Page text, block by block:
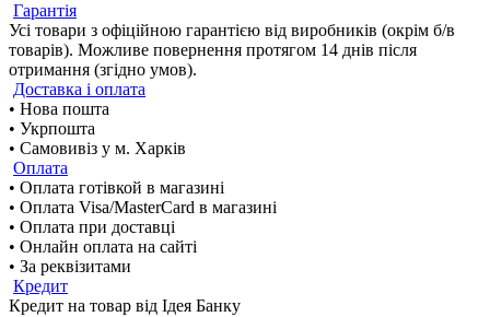
Гарантія
Усі товари з офіційною гарантією від виробників (окрім б/в
товарів). Можливе повернення протягом 14 днів після
отримання (згідно умов).
Доставка і оплата
• Нова пошта
• Укрпошта
• Самовивіз у м. Харків
Оплата
• Оплата готівкой в магазині
• Оплата Visa/MasterCard в магазині
• Оплата при доставці
• Онлайн оплата на сайті
• За реквізитами
Кредит
Кредит на товар від Ідея Банку